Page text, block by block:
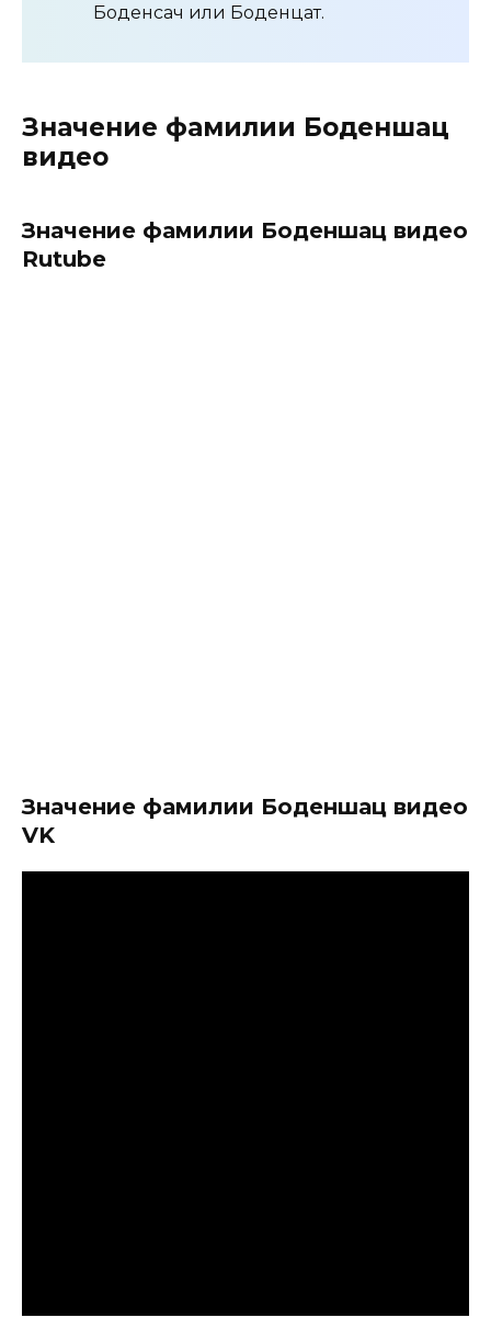
Боденсач или Боденцат.
Значение фамилии Боденшац
видео
Значение фамилии Боденшац видео
Rutube
Значение фамилии Боденшац видео
VK